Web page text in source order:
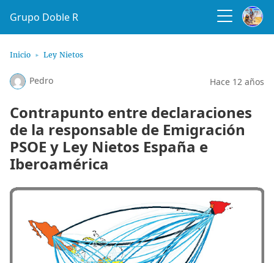
Grupo Doble R
Inicio Ley Nietos
Pedro Hace 12 años
Contrapunto entre declaraciones
de la responsable de Emigración
PSOE y Ley Nietos España e
Iberoamérica